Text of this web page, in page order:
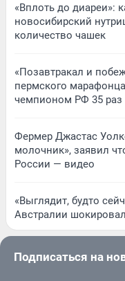
«Вплоть до диареи»:
новосибирский
количество чашек
«Позавтракал и
пермского
чемпионом РФ 35 раз
Фермер Джастас
молочник», заявил
России — видео
«Выглядит, будто
Австралии
Подписаться на